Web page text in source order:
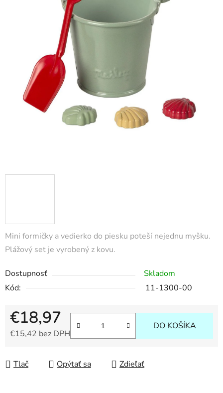
Mini formičky a vedierko do piesku poteší nejednu myšku.
Plážový set je vyrobený z kovu.
Dostupnosť
Skladom
Kód:
11-1300-00
€18,97
€15,42 bez DPH
DO KOŠÍKA
Tlač Opýtať sa Zdieľať